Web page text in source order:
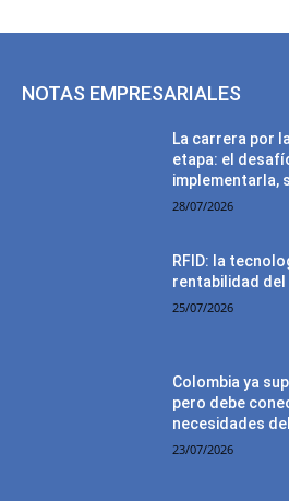
NOTAS EMPRESARIALES
La carrera por
etapa: el
implementarla,
28/07/2026
RFID: la
rentabilidad
25/07/2026
Colombia ya
pero debe
necesidades
23/07/2026